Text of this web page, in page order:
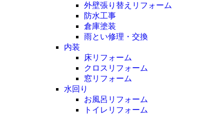
外壁張り替えリフォーム
防水工事
倉庫塗装
雨とい修理・交換
内装
床リフォーム
クロスリフォーム
窓リフォーム
水回り
お風呂リフォーム
トイレリフォーム